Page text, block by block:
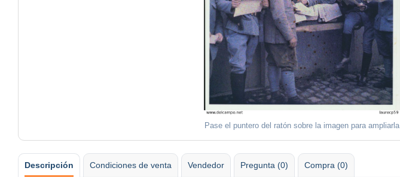
Pase el puntero del ratón sobre la imagen para ampliarla
Descripción Condiciones de venta Vendedor Pregunta (0) Compra (0)